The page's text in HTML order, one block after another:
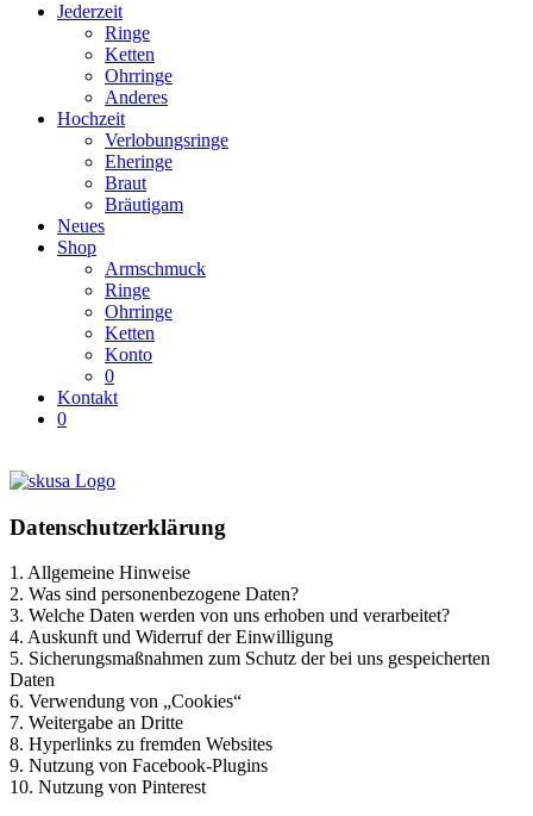
Jederzeit
Ringe
Ketten
Ohrringe
Anderes
Hochzeit
Verlobungsringe
Eheringe
Braut
Bräutigam
Neues
Shop
Armschmuck
Ringe
Ohrringe
Ketten
Konto
0
Kontakt
0
Datenschutzerklärung
1. Allgemeine Hinweise
2. Was sind personenbezogene Daten?
3. Welche Daten werden von uns erhoben und verarbeitet?
4. Auskunft und Widerruf der Einwilligung
5. Sicherungsmaßnahmen zum Schutz der bei uns gespeicherten
Daten
6. Verwendung von „Cookies“
7. Weitergabe an Dritte
8. Hyperlinks zu fremden Websites
9. Nutzung von Facebook-Plugins
10. Nutzung von Pinterest